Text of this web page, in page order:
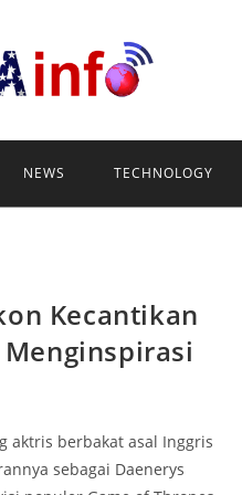
NEWS TECHNOLOGY
Kecantikan
aktris berbakat asal Inggris
sebagai Daenerys